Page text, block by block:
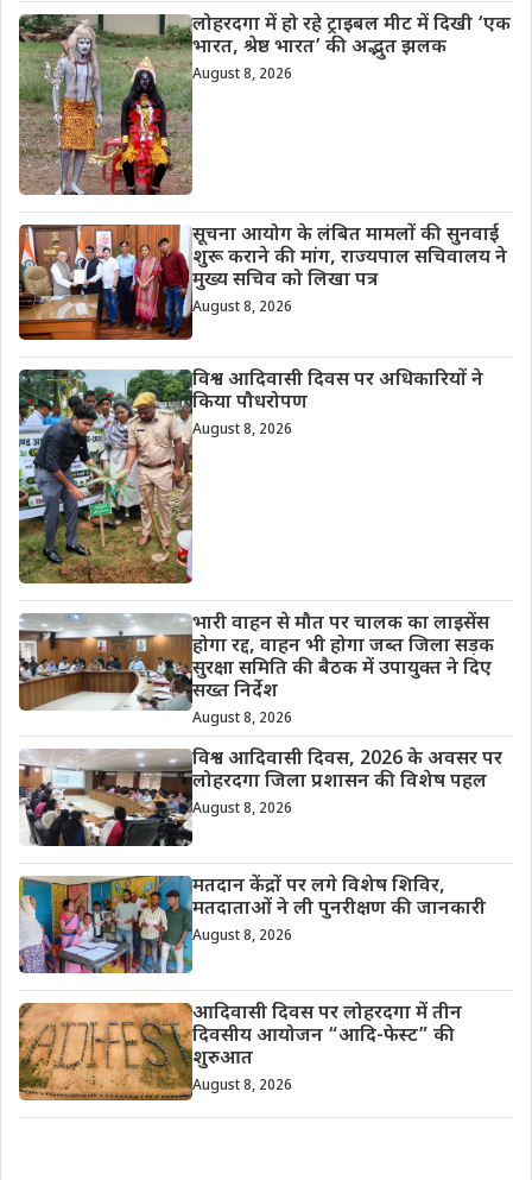
लोहरदगा में हो रहे ट्राइबल मीट में दिखी ‘एक
भारत, श्रेष्ठ भारत’ की अद्भुत झलक
August 8, 2026
सूचना आयोग के लंबित मामलों की सुनवाई
शुरू कराने की मांग, राज्यपाल सचिवालय ने
मुख्य सचिव को लिखा पत्र
August 8, 2026
विश्व आदिवासी दिवस पर अधिकारियों ने
किया पौधरोपण
August 8, 2026
भारी वाहन से मौत पर चालक का लाइसेंस
होगा रद्द, वाहन भी होगा जब्त जिला सड़क
सुरक्षा समिति की बैठक में उपायुक्त ने दिए
सख्त निर्देश
August 8, 2026
विश्व आदिवासी दिवस, 2026 के अवसर पर
लोहरदगा जिला प्रशासन की विशेष पहल
August 8, 2026
मतदान केंद्रों पर लगे विशेष शिविर,
मतदाताओं ने ली पुनरीक्षण की जानकारी
August 8, 2026
आदिवासी दिवस पर लोहरदगा में तीन
दिवसीय आयोजन “आदि-फेस्ट” की
शुरुआत
August 8, 2026